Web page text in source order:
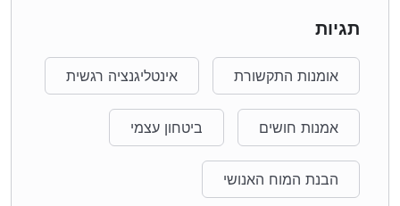
תגיות
אומנות התקשורת אינטליגנציה רגשית
אמנות חושים ביטחון עצמי
הבנת המוח האנושי